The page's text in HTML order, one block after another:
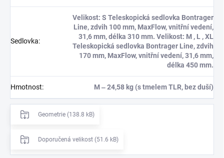
Sedlovka:
Velikost: S Teleskopická sedlovka Bontrager
Line, zdvih 100 mm, MaxFlow, vnitřní vedení,
31,6 mm, délka 310 mm. Velikost: M , L , XL
Teleskopická sedlovka Bontrager Line, zdvih
170 mm, MaxFlow, vnitřní vedení, 31,6 mm,
délka 450 mm.
Hmotnost: M ‒ 24,58 kg (s tmelem TLR, bez duší)
Geometrie (138.8 kB)
Doporučená velikost (51.6 kB)